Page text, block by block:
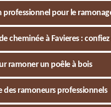
professionnel pour le
cheminée à Favieres :
ramoner un poêle à bois
des ramoneurs professionnels